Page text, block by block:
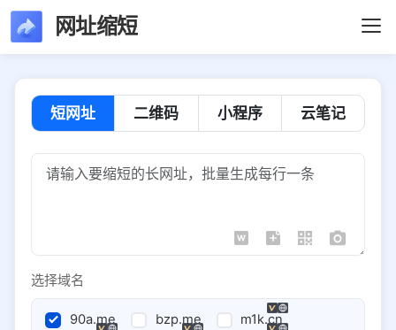
网址缩短
短网址 二维码 小程序 云笔记
选择域名
90a.me bzp.me
m1k.cn